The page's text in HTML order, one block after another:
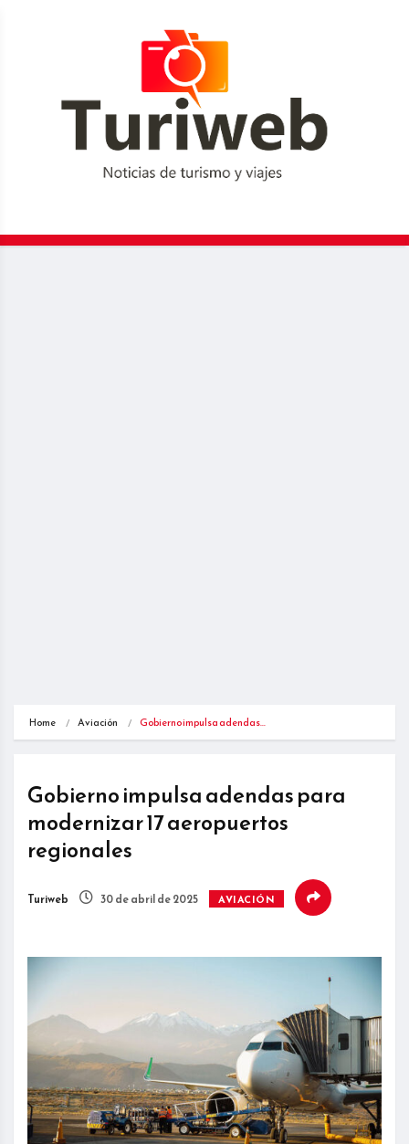
Home Aviación Gobierno impulsa adendas…
Gobierno impulsa adendas para
modernizar 17 aeropuertos
regionales
Turiweb 30 de abril de 2025 AVIACIÓN